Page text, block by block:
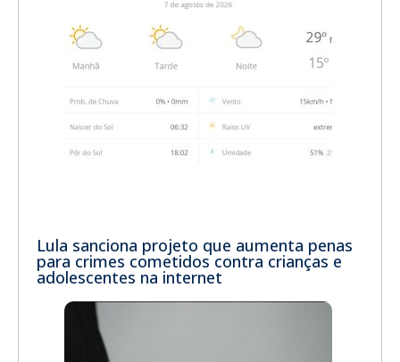
Lula sanciona projeto que aumenta penas
para crimes cometidos contra crianças e
adolescentes na internet